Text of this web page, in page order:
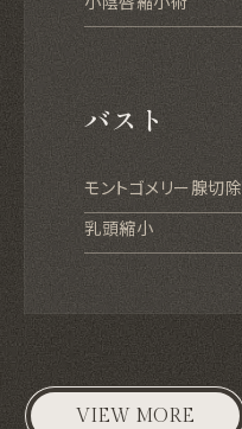
バスト
モントゴメリー腺切除
乳頭縮小
VIEW MORE